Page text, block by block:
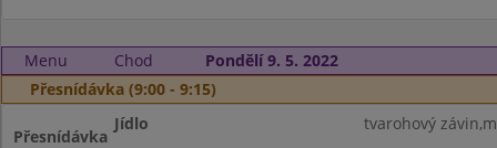
Menu Chod
Pondělí 9. 5. 2022
Přesnídávka (9:00 - 9:15)
Přesnídávka
Jídlo tvarohový